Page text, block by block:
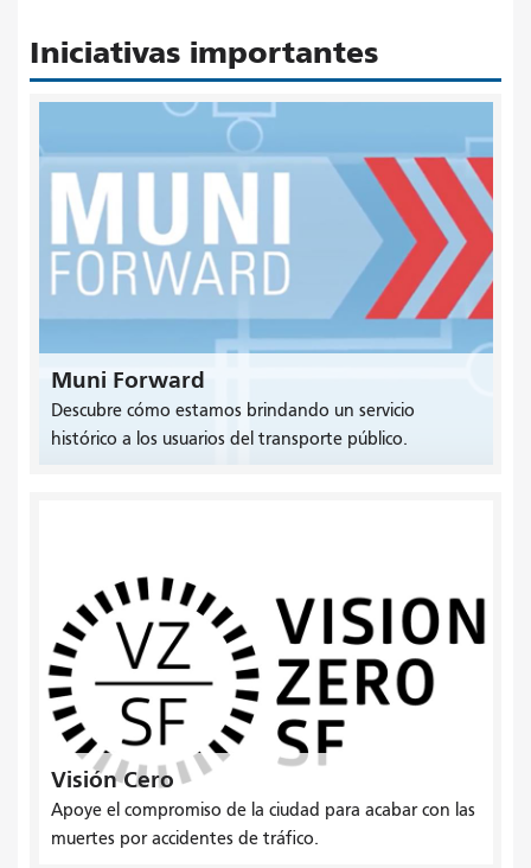
Iniciativas importantes
Muni Forward
Descubre cómo estamos brindando un servicio
histórico a los usuarios del transporte público.
Visión Cero
Apoye el compromiso de la ciudad para acabar con las
muertes por accidentes de tráfico.